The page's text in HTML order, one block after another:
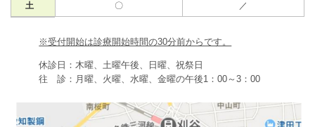
土 〇 ／
※受付開始は診療開始時間の30分前からです。
休診日：木曜、土曜午後、日曜、祝祭日
往 診：月曜、火曜、水曜、金曜の午後1：00～3：00